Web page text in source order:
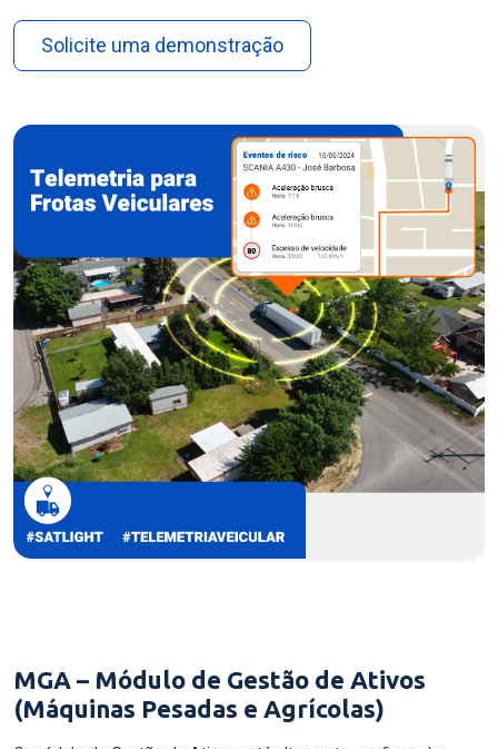
Solicite uma demonstração
MGA – Módulo de Gestão de Ativos
(Máquinas Pesadas e Agrícolas)